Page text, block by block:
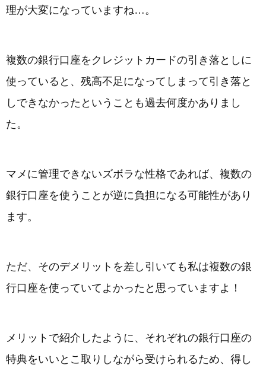
理が大変になっていますね…。
複数の銀行口座をクレジットカードの引き落としに
使っていると、残高不足になってしまって引き落と
しできなかったということも過去何度かありまし
た。
マメに管理できないズボラな性格であれば、複数の
銀行口座を使うことが逆に負担になる可能性があり
ます。
ただ、そのデメリットを差し引いても私は複数の銀
行口座を使っていてよかったと思っていますよ！
メリットで紹介したように、それぞれの銀行口座の
特典をいいとこ取りしながら受けられるため、得し